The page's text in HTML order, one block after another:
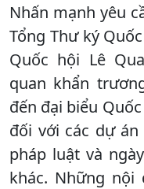
Nhấn mạnh yêu
Tổng Thư ký
Quốc hội Lê
quan khẩn
đến đại biểu
đối với các dự
pháp luật và
khác. Những nội